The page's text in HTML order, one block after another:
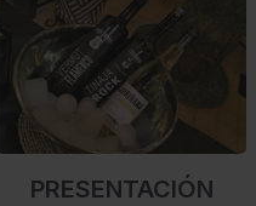
PRESENTACIÓN